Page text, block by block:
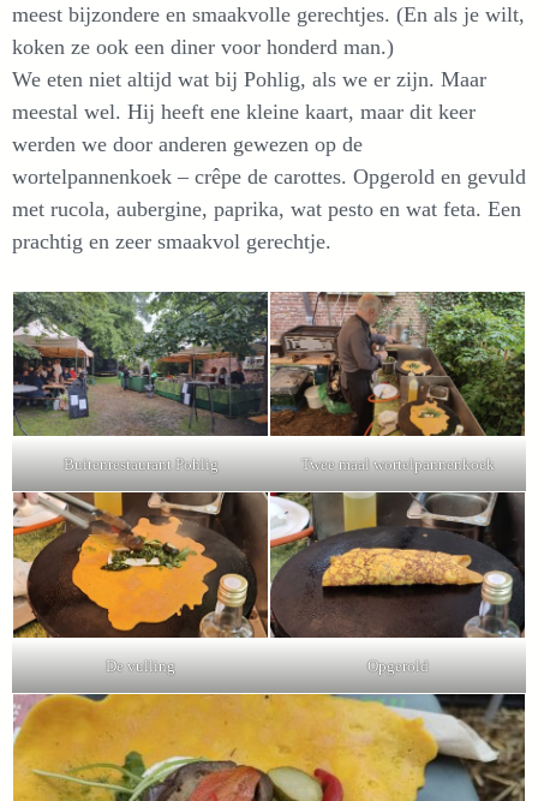
meest bijzondere en smaakvolle gerechtjes. (En als je wilt,
koken ze ook een diner voor honderd man.)
We eten niet altijd wat bij Pohlig, als we er zijn. Maar
meestal wel. Hij heeft ene kleine kaart, maar dit keer
werden we door anderen gewezen op de
wortelpannenkoek – crêpe de carottes. Opgerold en gevuld
met rucola, aubergine, paprika, wat pesto en wat feta. Een
prachtig en zeer smaakvol gerechtje.
Buitenrestaurant Pohlig Twee maal wortelpannenkoek
De vulling Opgerold